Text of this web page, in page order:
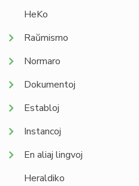
HeKo
Raŭmismo
Normaro
Dokumentoj
Establoj
Instancoj
En aliaj lingvoj
Heraldiko